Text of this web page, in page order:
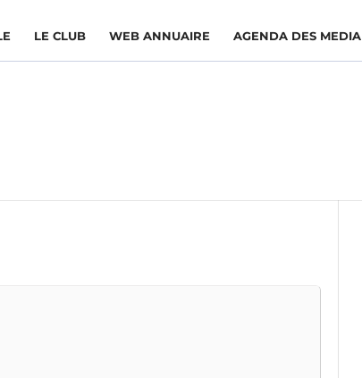
LE CLUB WEB ANNUAIRE AGENDA DES MEDIA